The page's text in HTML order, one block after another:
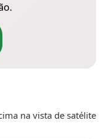
na vista de satélite